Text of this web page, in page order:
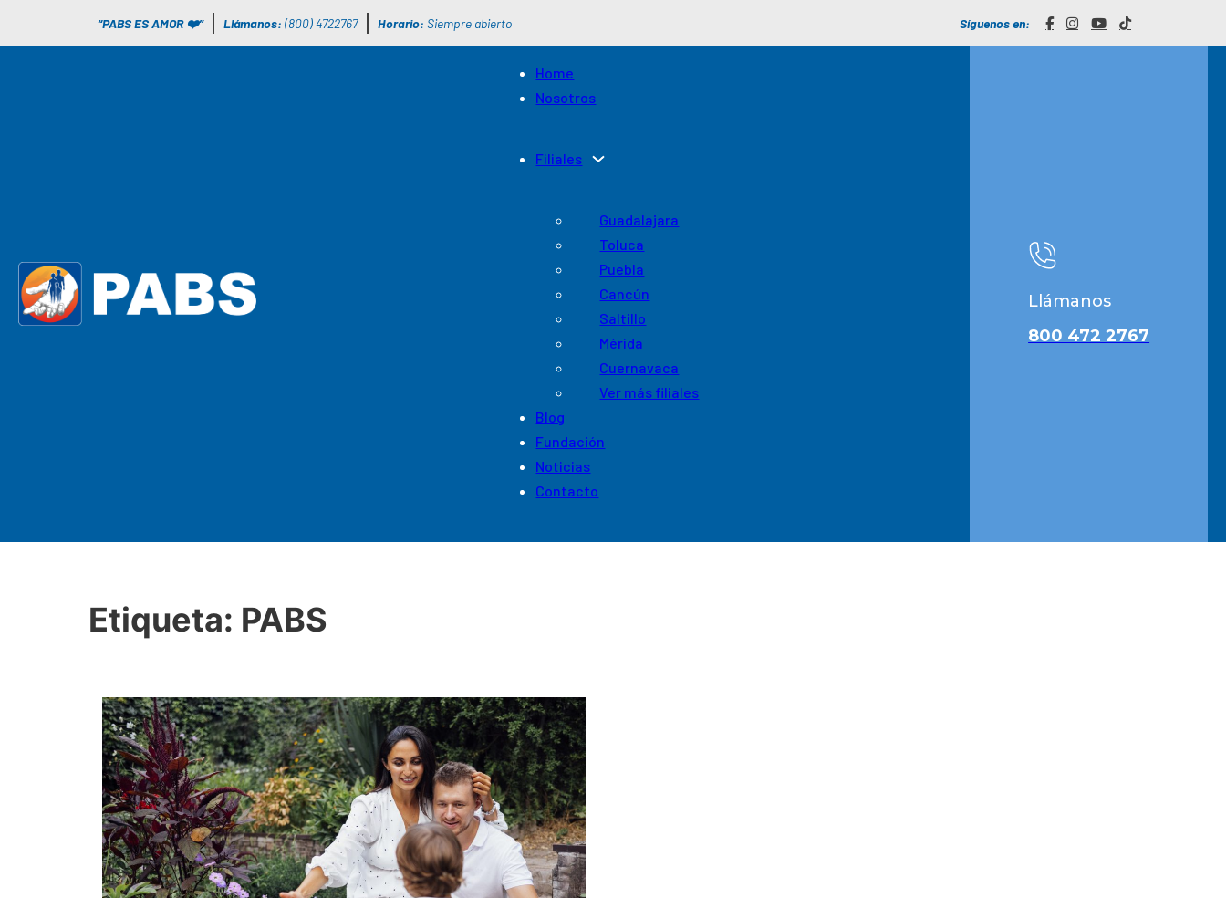
“PABS ES AMOR ❤️” Llámanos: (800) 4722767 Horario: Siempre abierto Síguenos en:
Home
Nosotros
Filiales
Guadalajara
Toluca
Puebla
Cancún
Saltillo
Mérida
Cuernavaca
Ver más filiales
Blog
Fundación
Noticias
Contacto
Llámanos
800 472 2767
Etiqueta: PABS